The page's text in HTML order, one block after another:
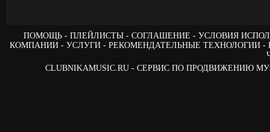
ПОМОЩЬ ПЛЕЙЛИСТЫ СОГЛАШЕНИЕ
УСЛОВИЯ
КОМПАНИИ
УСЛУГИ РЕКОМЕНДАТЕЛЬНЫЕ ТЕХНОЛОГИИ
CLUBNIKAMUSIC.RU - СЕРВИС ПО ПРОДВИЖЕНИЮ